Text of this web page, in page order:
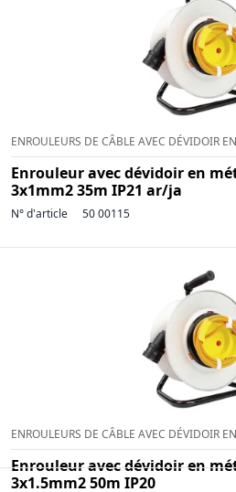
ENROULEURS DE CÂBLE AVEC DÉVIDOIR
Enrouleur avec dévidoir en
3x1mm2 35m IP21 ar/ja
N° d'article 50 00115
ENROULEURS DE CÂBLE AVEC DÉVIDOIR
Enrouleur avec dévidoir en
3x1.5mm2 50m IP20